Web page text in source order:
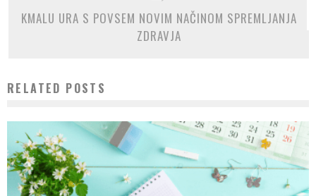
KMALU URA S POVSEM NOVIM NAČINOM SPREMLJANJA
ZDRAVJA
RELATED POSTS